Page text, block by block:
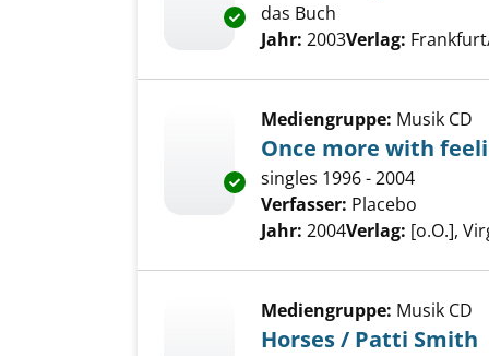
Exemplar-Details von The
das Buch
Suche nach diesem
Jahr: 2003Verlag:
Exemplar-Details von Once
Mediengruppe: Musik CD
Once more with
singles 1996 - 2004
Verfasser: Placebo
Jahr: 2004Verlag: [o.O.],
Mediengruppe: Musik CD
Horses / Patti Smith